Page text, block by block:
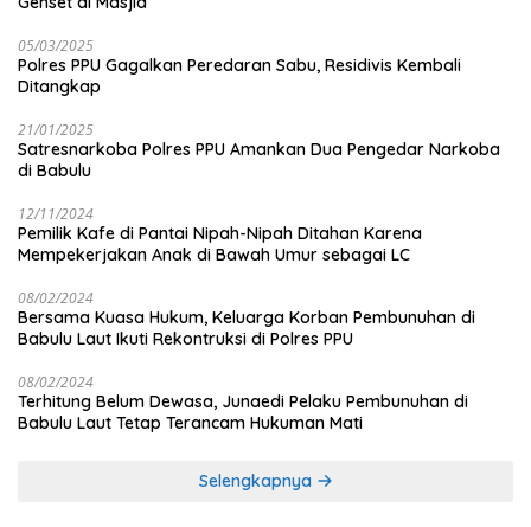
05/03/2025
Polres PPU Gagalkan Peredaran Sabu, Residivis Kembali
Ditangkap
21/01/2025
Satresnarkoba Polres PPU Amankan Dua Pengedar Narkoba
di Babulu
12/11/2024
Pemilik Kafe di Pantai Nipah-Nipah Ditahan Karena
Mempekerjakan Anak di Bawah Umur sebagai LC
08/02/2024
Bersama Kuasa Hukum, Keluarga Korban Pembunuhan di
Babulu Laut Ikuti Rekontruksi di Polres PPU
08/02/2024
Terhitung Belum Dewasa, Junaedi Pelaku Pembunuhan di
Babulu Laut Tetap Terancam Hukuman Mati
Selengkapnya